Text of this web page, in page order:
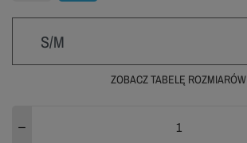
S/M
L/XL
ZOBACZ TABELĘ ROZMIARÓW
ZOBACZ TABELĘ ROZMIARÓW